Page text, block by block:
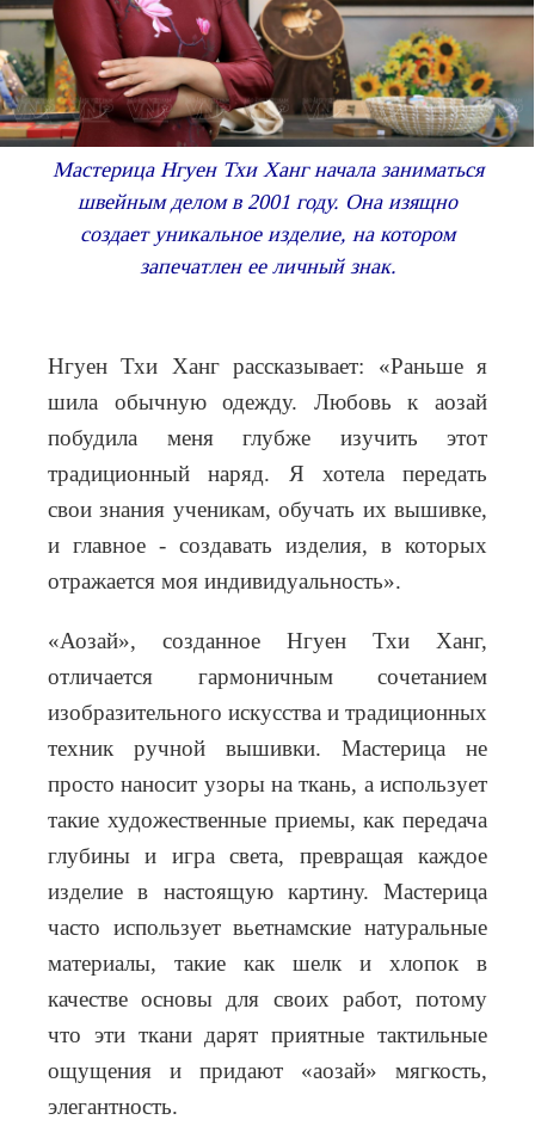
Мастерица Нгуен Тхи Ханг начала заниматься
швейным делом в 2001 году. Она изящно
создает уникальное изделие, на котором
запечатлен ее личный знак.
Нгуен Тхи Ханг рассказывает: «Раньше я
шила обычную одежду. Любовь к аозай
побудила меня глубже изучить этот
традиционный наряд. Я хотела передать
свои знания ученикам, обучать их вышивке,
и главное - создавать изделия, в которых
отражается моя индивидуальность».
«Аозай», созданное Нгуен Тхи Ханг,
отличается гармоничным сочетанием
изобразительного искусства и традиционных
техник ручной вышивки. Мастерица не
просто наносит узоры на ткань, а использует
такие художественные приемы, как передача
глубины и игра света, превращая каждое
изделие в настоящую картину. Мастерица
часто использует вьетнамские натуральные
материалы, такие как шелк и хлопок в
качестве основы для своих работ, потому
что эти ткани дарят приятные тактильные
ощущения и придают «аозай» мягкость,
элегантность.